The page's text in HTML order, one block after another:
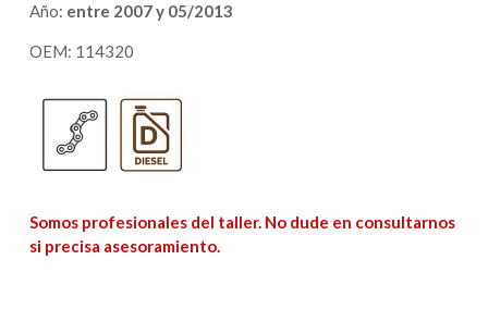
Año: entre 2007 y 05/2013
OEM: 114320
Somos profesionales del taller. No dude en consultarnos
si precisa asesoramiento.